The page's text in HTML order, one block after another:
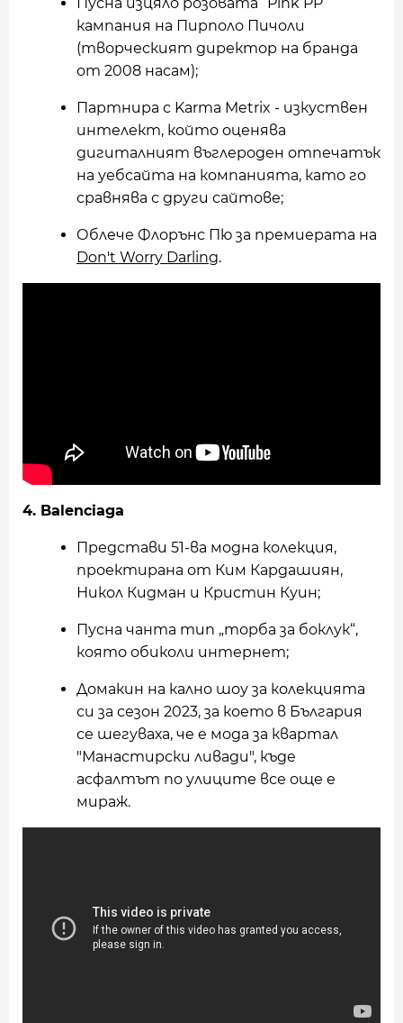
кампания на Пирполо Пичоли
(творческият директор на бранда
от 2008 насам);
Партнира с Karma Metrix - изкуствен
интелект, който оценява
дигиталният въглероден отпечатък
на уебсайта на компанията, като го
сравнява с други сайтове;
Облече Флорънс Пю за премиерата на
Don't Worry Darling.
4. Balenciaga
Представи 51-ва модна колекция,
проектирана от Ким Кардашиян,
Никол Кидман и Кристин Куин;
Пусна чанта тип „торба за боклук“,
която обиколи интернет;
Домакин на кално шоу за колекцията
си за сезон 2023, за което в България
се шегуваха, че е мода за квартал
"Манастирски ливади", къде
асфалтът по улиците все още е
мираж.